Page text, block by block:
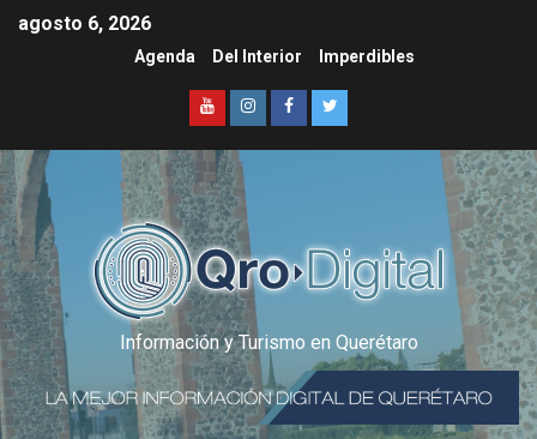
agosto 6, 2026
Agenda Del Interior Imperdibles
Información y Turismo en Querétaro